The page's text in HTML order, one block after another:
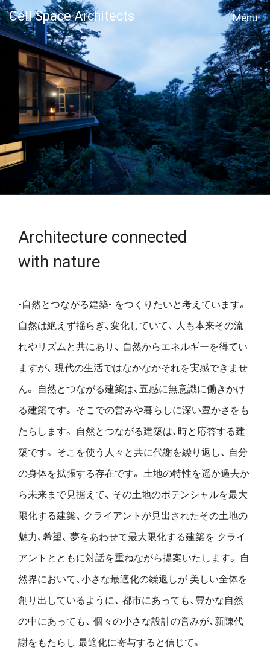
Cell Space Architects
MENU
Architecture connected
with nature
-自然とつながる建築- をつくりたいと考えています。
自然は絶えず揺らぎ、変化していて、
人も本来その流
れやリズムと共にあり、 自然からエネルギーを得てい
ますが、 現代の生活ではなかなかそれを実感できませ
ん。
自然とつながる建築は、五感に無意識に働きかけ
る建築です。 そこでの営みや暮らしに深い豊かさをも
たらします。
自然とつながる建築は、時と応答する建
築です。 そこを使う人々と共に代謝を繰り返し、 自分
の身体を拡張する存在です。 土地の特性を遥か過去か
ら未来まで見据えて、 その土地のポテンシャルを最大
限化する建築、 クライアントが見出されたその土地の
魅力、希望、 夢をあわせて最大限化する建築を クライ
アントとともに対話を重ねながら提案いたします。
自
然界において、小さな最適化の繰返しが 美しい全体を
創り出しているように、 都市にあっても、豊かな自然
の中にあっても、 個々の小さな設計の営みが、新陳代
謝をもたらし 最適化に寄与すると信じて。